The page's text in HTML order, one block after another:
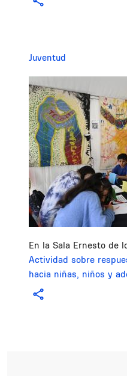
Juventud
Image
En la Sala Ernesto de
Actividad sobre
hacia niñas, niños y